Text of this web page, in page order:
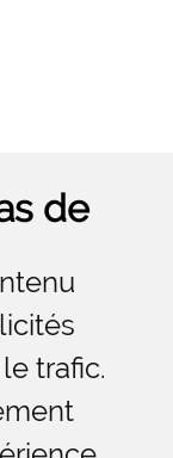
de
trafic.
de
trafic.